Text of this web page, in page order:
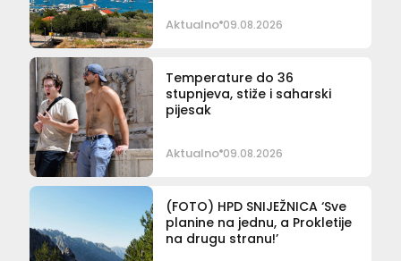
Aktualno 09.08.2026
Temperature do 36
stupnjeva, stiže i saharski
pijesak
Aktualno 09.08.2026
(FOTO) HPD SNIJEŽNICA ‘Sve
planine na jednu, a Prokletije
na drugu stranu!’